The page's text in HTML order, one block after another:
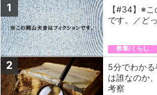
1
【#34】※
です。／ど
教養/くらし
2
5分でわか
は誰なのか
考察